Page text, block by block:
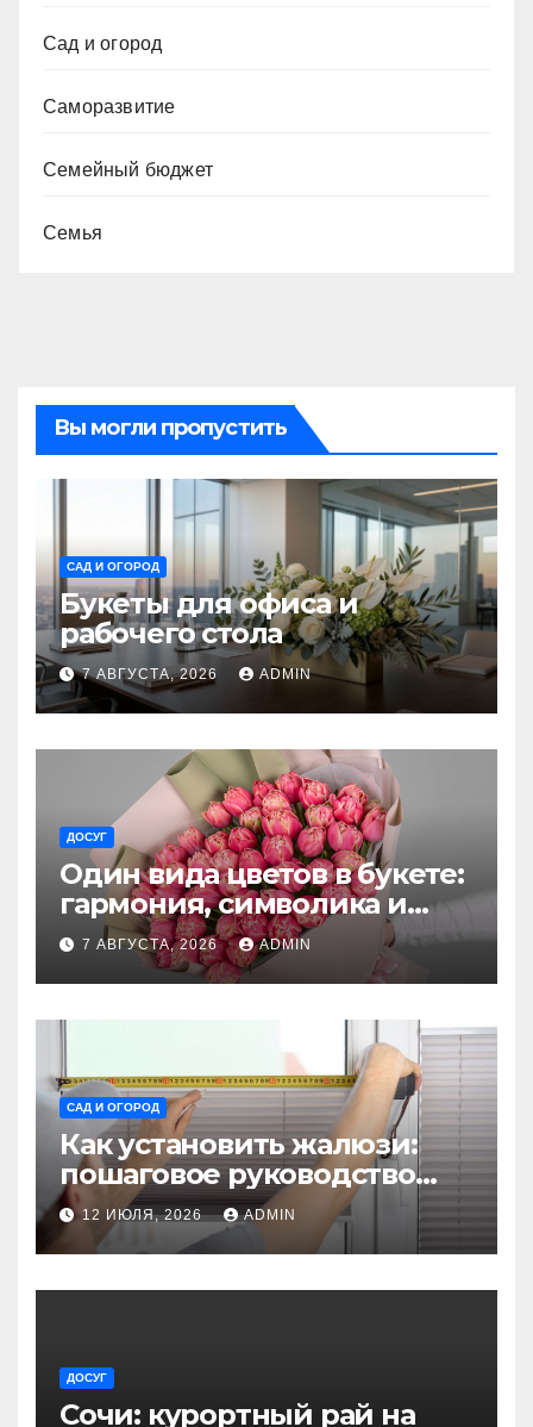
Сад и огород
Саморазвитие
Семейный бюджет
Семья
Вы могли пропустить
САД И ОГОРОД
Букеты для офиса и
рабочего стола
7 АВГУСТА, 2026 ADMIN
ДОСУГ
Один вида цветов в букете:
гармония, символика и
секреты ухода
7 АВГУСТА, 2026 ADMIN
САД И ОГОРОД
Как установить жалюзи:
пошаговое руководство
для начинающих
12 ИЮЛЯ, 2026 ADMIN
ДОСУГ
Сочи: курортный рай на